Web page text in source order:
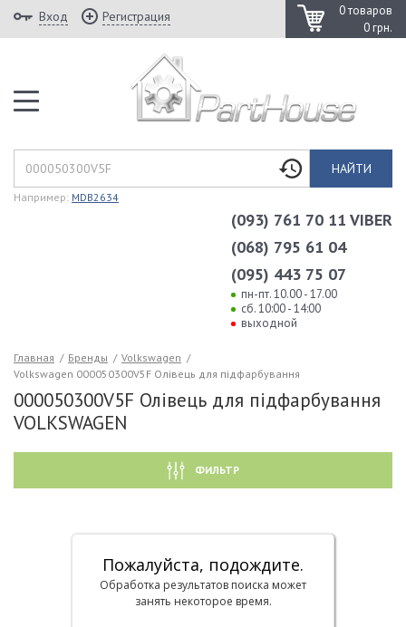
0 товаров
0 грн.
Вход Регистрация
НАЙТИ
Например: MDB2634
(093) 761 70 11 VIBER
(068) 795 61 04
(095) 443 75 07
пн-пт. 10.00 - 17.00
сб. 10:00 - 14:00
выходной
Главная / Бренды / Volkswagen /
Volkswagen 000050300V5F Олiвець для пiдфарбування
000050300V5F Олiвець для пiдфарбування
VOLKSWAGEN
ФИЛЬТР
Пожалуйста, подождите.
Обработка результатов поиска может
занять некоторое время.